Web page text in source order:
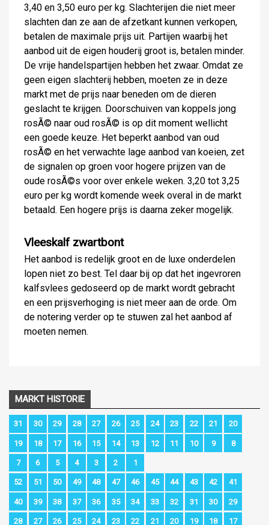
3,40 en 3,50 euro per kg. Slachterijen die niet meer
slachten dan ze aan de afzetkant kunnen verkopen,
betalen de maximale prijs uit. Partijen waarbij het
aanbod uit de eigen houderij groot is, betalen minder.
De vrije handelspartijen hebben het zwaar. Omdat ze
geen eigen slachterij hebben, moeten ze in deze
markt met de prijs naar beneden om de dieren
geslacht te krijgen. Doorschuiven van koppels jong
rosÃ© naar oud rosÃ© is op dit moment wellicht
een goede keuze. Het beperkt aanbod van oud
rosÃ© en het verwachte lage aanbod van koeien, zet
de signalen op groen voor hogere prijzen van de
oude rosÃ©s voor over enkele weken. 3,20 tot 3,25
euro per kg wordt komende week overal in de markt
betaald. Een hogere prijs is daarna zeker mogelijk.
Vleeskalf zwartbont
Het aanbod is redelijk groot en de luxe onderdelen
lopen niet zo best. Tel daar bij op dat het ingevroren
kalfsvlees gedoseerd op de markt wordt gebracht
en een prijsverhoging is niet meer aan de orde. Om
de notering verder op te stuwen zal het aanbod af
moeten nemen.
MARKT HISTORIE
31 30 29 28 27 26 25 24 23 22 21 20
19 18 17 16 15 14 13 12 11 10 9 8
7 6 5 4 3 2 1
52 51 50 49 48 47 46 45 44 43 42 41
40 39 38 37 36 35 34 33 32 31 30 29
28 27 26 25 24 23 22 21 20 19 18 17